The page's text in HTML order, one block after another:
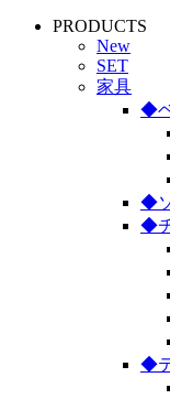
PRODUCTS
New
SET
家具
◆
◆
◆
◆